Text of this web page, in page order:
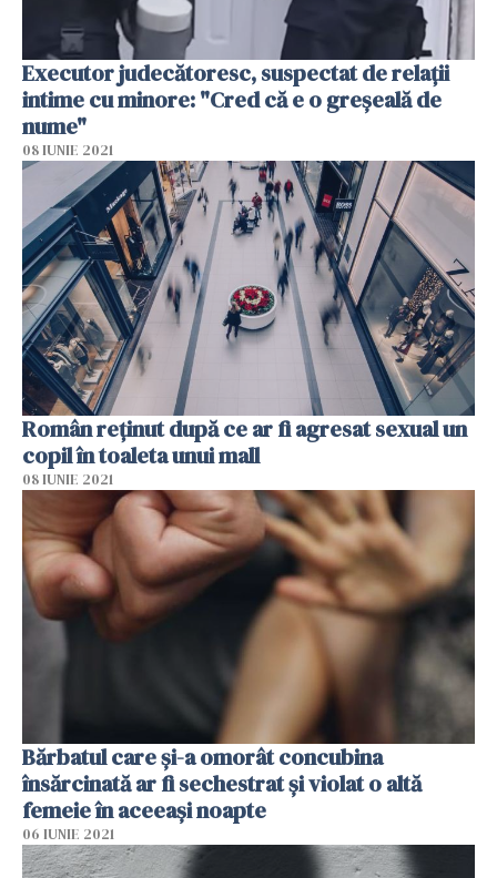
Executor judecătoresc, suspectat de relaţii
intime cu minore: "Cred că e o greşeală de
nume"
08 IUNIE 2021
Român reţinut după ce ar fi agresat sexual un
copil în toaleta unui mall
08 IUNIE 2021
Bărbatul care şi-a omorât concubina
însărcinată ar fi sechestrat şi violat o altă
femeie în aceeaşi noapte
06 IUNIE 2021